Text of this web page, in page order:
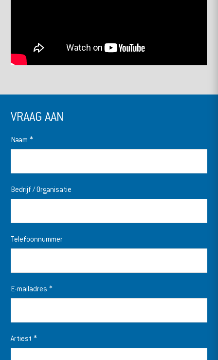
VRAAG AAN
Naam *
Bedrijf / Organisatie
Telefoonnummer
E-mailadres *
Artiest *